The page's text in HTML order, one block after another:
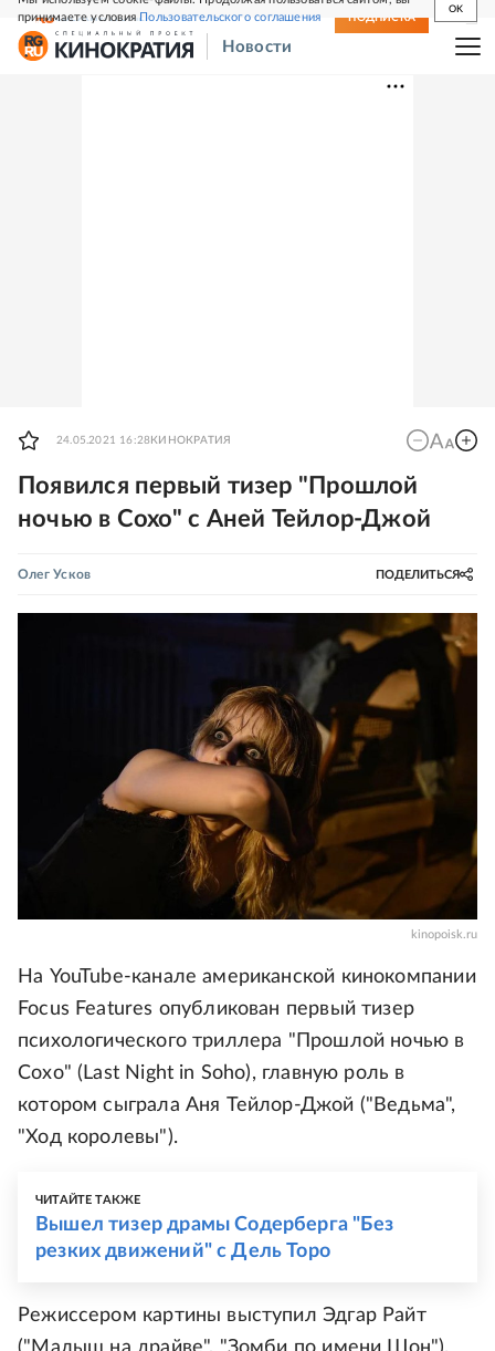
принимаете условияПользовательского соглашения
OK
СВЕЖИЙ НОМЕР ПОДПИСКА
Новости
24.05.2021 16:28 КИНОКРАТИЯ
Появился первый тизер "Прошлой
ночью в Сохо" с Аней Тейлор-Джой
Олег Усков ПОДЕЛИТЬСЯ
kinopoisk.ru
На YouTube-канале американской кинокомпании
Focus Features опубликован первый тизер
психологического триллера "Прошлой ночью в
Сохо" (Last Night in Soho), главную роль в
котором сыграла Аня Тейлор-Джой ("Ведьма",
"Ход королевы").
ЧИТАЙТЕ ТАКЖЕ
Вышел тизер драмы Содерберга "Без
резких движений" с Дель Торо
Режиссером картины выступил Эдгар Райт